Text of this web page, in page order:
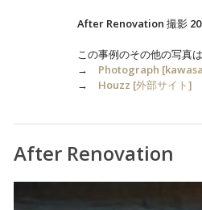
After Renovation 撮影
この事例のその他の写真
→ Photograph
→ Houzz [外部サイト]
After Renovation